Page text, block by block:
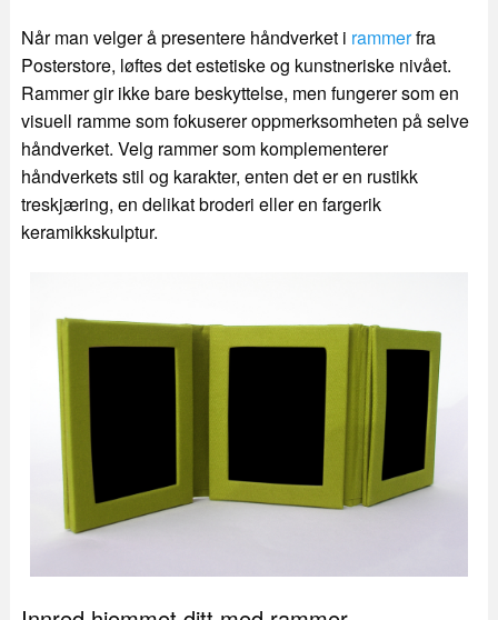
Når man velger å presentere håndverket i rammerfra
Posterstore, løftes det estetiske og kunstneriske nivået.
Rammer gir ikke bare beskyttelse, men fungerer som en
visuell ramme som fokuserer oppmerksomheten på selve
håndverket. Velg rammer som komplementerer
håndverkets stil og karakter, enten det er en rustikk
treskjæring, en delikat broderi eller en fargerik
keramikkskulptur.